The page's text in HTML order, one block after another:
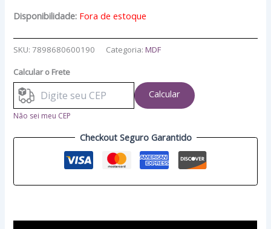
Disponibilidade: Fora de estoque
SKU:7898680600190 Categoria:MDF
Calcular o Frete
Calcular
Não sei meu CEP
Checkout Seguro Garantido